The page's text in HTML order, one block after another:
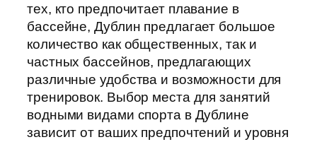
тех, кто предпочитает плавание в
бассейне, Дублин предлагает большое
количество как общественных, так и
частных бассейнов, предлагающих
различные удобства и возможности для
тренировок. Выбор места для занятий
водными видами спорта в Дублине
зависит от ваших предпочтений и уровня